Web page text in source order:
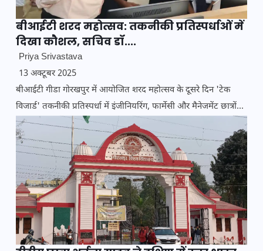
बीआईटी शरद महोत्सव: तकनीकी प्रतिस्पर्धाओं में
दिखा कौशल, सचिव डॉ....
Priya Srivastava
13 अक्टूबर 2025
बीआईटी गीडा गोरखपुर में आयोजित शरद महोत्सव के दूसरे दिन 'टेक
विजार्ड' तकनीकी प्रतिस्पर्धा में इंजीनियरिंग, फार्मेसी और मैनेजमेंट छात्रों...